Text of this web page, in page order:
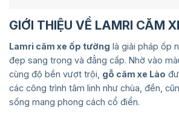
GIỚI THIỆU VỀ LAMRI CĂM
Lamri căm xe ốp tường là giải pháp ốp
đẹp sang trọng và đẳng cấp. Nhờ vào
cùng độ bền vượt trội, gỗ căm xe Lào
các công trình tâm linh như chùa, đền,
sống mang phong cách cổ điển.